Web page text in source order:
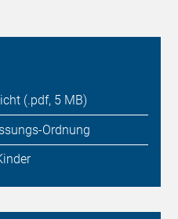
(.pdf, 5 MB)
Ordnung